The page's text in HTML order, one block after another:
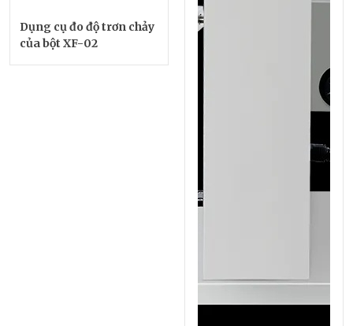
Dụng cụ đo độ trơn chảy
của bột XF-02